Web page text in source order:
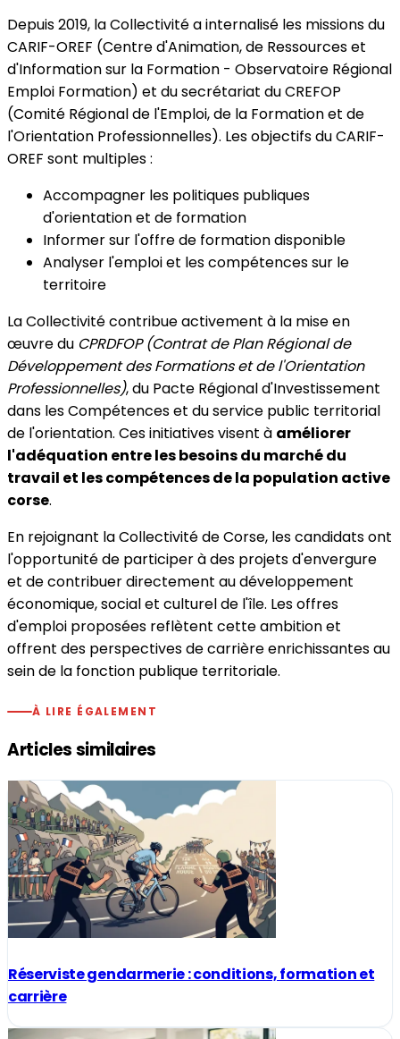
Depuis 2019, la Collectivité a internalisé les missions du
CARIF-OREF (Centre d'Animation, de Ressources et
d'Information sur la Formation - Observatoire Régional
Emploi Formation) et du secrétariat du CREFOP
(Comité Régional de l'Emploi, de la Formation et de
l'Orientation Professionnelles). Les objectifs du CARIF-
OREF sont multiples :
Accompagner les politiques publiques
d'orientation et de formation
Informer sur l'offre de formation disponible
Analyser l'emploi et les compétences sur le
territoire
La Collectivité contribue activement à la mise en
œuvre du CPRDFOP (Contrat de Plan Régional de
Développement des Formations et de l'Orientation
Professionnelles), du Pacte Régional d'Investissement
dans les Compétences et du service public territorial
de l'orientation. Ces initiatives visent à améliorer
l'adéquation entre les besoins du marché du
travail et les compétences de la population active
corse.
En rejoignant la Collectivité de Corse, les candidats ont
l'opportunité de participer à des projets d'envergure
et de contribuer directement au développement
économique, social et culturel de l'île. Les offres
d'emploi proposées reflètent cette ambition et
offrent des perspectives de carrière enrichissantes au
sein de la fonction publique territoriale.
À LIRE ÉGALEMENT
Articles similaires
Réserviste gendarmerie : conditions, formation et
carrière